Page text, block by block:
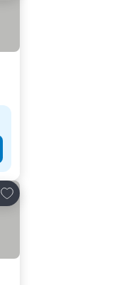
Føj til favoritter